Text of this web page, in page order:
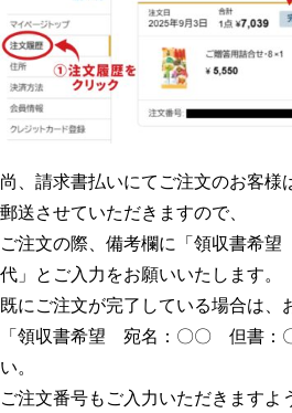
尚、請求書払いにてご注文のお客様
郵送させていただきますので、
ご注文の際、備考欄に「領収書希
代」とご入力をお願いいたします。
既にご注文が完了している場合は、
「領収書希望 宛名：〇〇 但書：
い。
ご注文番号もご入力いただきますよ